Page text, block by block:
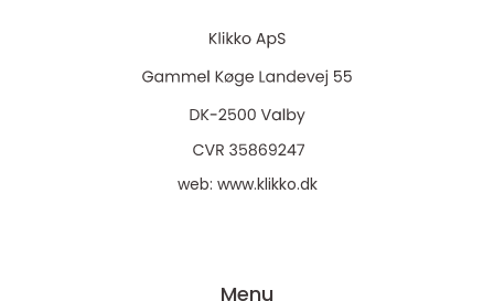
web: www.klikko.dk
Menu